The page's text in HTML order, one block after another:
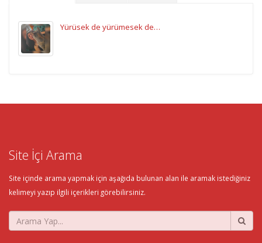
Yürüsek de yürümesek de…
Site İçi Arama
Site içinde arama yapmak için aşağıda bulunan alan ile aramak istediğiniz
kelimeyi yazıp ilgili içerikleri görebilirsiniz.